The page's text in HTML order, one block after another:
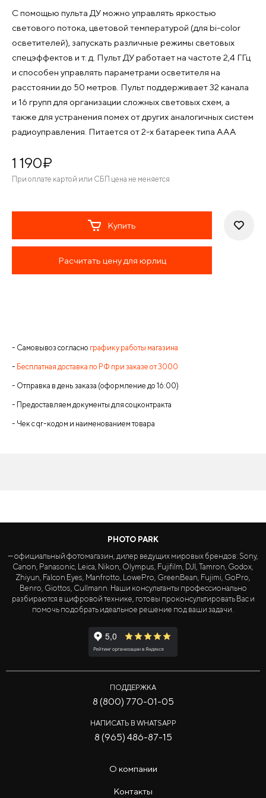
С помощью пульта ДУ можно управлять яркостью
светового потока, цветовой температурой (для bi-color
осветителей), запускать различные режимы световых
спецэффектов и т. д. Пульт ДУ работает на частоте 2,4 ГГц
и способен управлять параметрами осветителя на
расстоянии до 50 метров. Пульт поддерживает 32 канала
и 16 групп для организации сложных световых схем, а
также для устранения помех от других аналогичных систем
радиоуправления. Питается от 2-х батареек типа AAA
1 190¤
При оплате картой или СБП цена не меняется
Купить
Расчитать цену для юрлиц
- Самовывоз согласно графику работы магазина
- Бесплатная доставка по РФ при заказе от 3000
- Отправка в день заказа (оформление до 16:00)
- Предоставляем документы для соцконтракта
- Чек с qr-кодом и наименованием товара
PHOTO PARK
— официальный фотомагазин, дилер ведущих мировых брендов: Sony,
Canon, Panasonic, Leica, Nikon, Olympus, Fujifilm, DJI, Tamron, Godox,
Zhiyun, Falcon Eyes, Manfrotto, LowePro, GreenBean, Fujimi, GoPro,
Benro, Giottos, Cullmann. Наши консультанты профессионально
разбираются в цифровой технике, готовы проконсультировать Вас и
помочь подобрать идеальное решение под ваши задачи.
ПОДДЕРЖКА
8 (800) 770-01-05
НАПИСАТЬ В WHATSAPP
8 (965) 486-87-15
О компании
Контакты